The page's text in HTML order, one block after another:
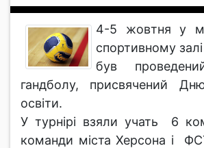
4-5 жовтня у
спортивному
був
гандболу, присвячений Дню
освіти.
У турнірі взяли учать 6
команди міста Херсона і